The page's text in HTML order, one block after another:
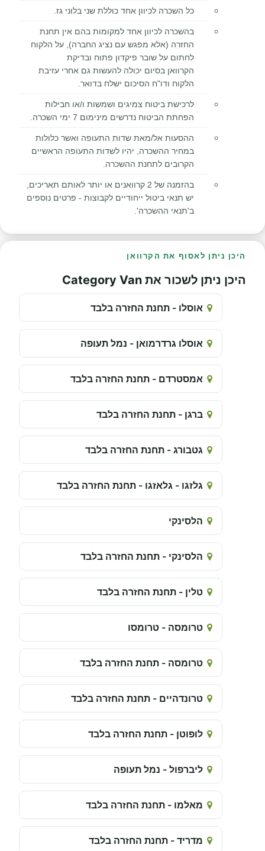
כל השכרה לכיוון אחד כוללת שני בלוני גז.
בהשכרה לכיוון אחד למקומות בהם אין תחנת
החזרה (אלא מפגש עם נציג החברה), על הלקוח
לחתום על שובר פיקדון פתוח ובדיקת
הקרוואן בסיום יכולה להעשות גם אחרי עזיבת
הלקוח ודו"ח הסיכום ישלח בדואר.
לרכישת ביטוח צמיגים ושמשות ו/או חבילות
הפחתת הביטוח נדרשים מינימום 7 ימי השכרה.
ההסעות אל/מאת שדות התעופה ואשר כלולות
במחיר ההשכרה, יהיו לשדות התעופה הראשיים
הקרובים לתחנת ההשכרה.
בהזמנה של 2 קרוואנים או יותר לאותם תאריכים,
יש תנאי ביטול ייחודיים לקבוצות - פרטים נוספים
ב'תנאי ההשכרה'.
היכן ניתן לאסוף את הקרוואן
היכן ניתן לשכור את Category Van
אוסלו - תחנת החזרה בלבד
אוסלו גרדרמואן - נמל תעופה
אמסטרדם - תחנת החזרה בלבד
ברגן - תחנת החזרה בלבד
גטבורג - תחנת החזרה בלבד
גלזגו - גלאזגו - תחנת החזרה בלבד
הלסינקי
הלסינקי - תחנת החזרה בלבד
טלין - תחנת החזרה בלבד
טרומסה - טרומסו
טרומסה - תחנת החזרה בלבד
טרונדהיים - תחנת החזרה בלבד
לופוטן - תחנת החזרה בלבד
ליברפול - נמל תעופה
מאלמו - תחנת החזרה בלבד
מדריד - תחנת החזרה בלבד